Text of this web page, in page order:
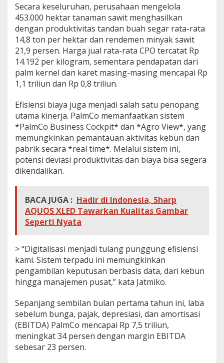
Secara keseluruhan, perusahaan mengelola
453.000 hektar tanaman sawit menghasilkan
dengan produktivitas tandan buah segar rata-rata
14,8 ton per hektar dan rendemen minyak sawit
21,9 persen. Harga jual rata-rata CPO tercatat Rp
14.192 per kilogram, sementara pendapatan dari
palm kernel dan karet masing-masing mencapai Rp
1,1 triliun dan Rp 0,8 triliun.
Efisiensi biaya juga menjadi salah satu penopang
utama kinerja. PalmCo memanfaatkan sistem
*PalmCo Business Cockpit* dan *Agro View*, yang
memungkinkan pemantauan aktivitas kebun dan
pabrik secara *real time*. Melalui sistem ini,
potensi deviasi produktivitas dan biaya bisa segera
dikendalikan.
BACA JUGA : Hadir di Indonesia, Sharp
AQUOS XLED Tawarkan Kualitas Gambar
Seperti Nyata
> “Digitalisasi menjadi tulang punggung efisiensi
kami. Sistem terpadu ini memungkinkan
pengambilan keputusan berbasis data, dari kebun
hingga manajemen pusat,” kata Jatmiko.
Sepanjang sembilan bulan pertama tahun ini, laba
sebelum bunga, pajak, depresiasi, dan amortisasi
(EBITDA) PalmCo mencapai Rp 7,5 triliun,
meningkat 34 persen dengan margin EBITDA
sebesar 23 persen.